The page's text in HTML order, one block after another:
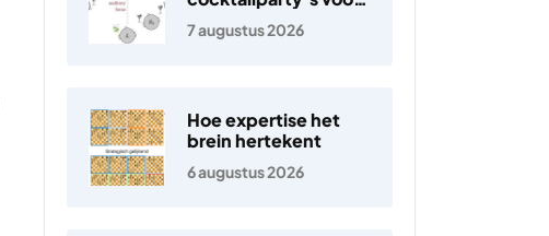
hoortoestellen
7 augustus 2026
Hoe expertise het
brein hertekent
6 augustus 2026